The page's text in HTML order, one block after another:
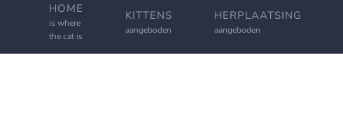
HOME
is where
the cat is
KITTENS
aangeboden
HERPLAATSING
aangeboden